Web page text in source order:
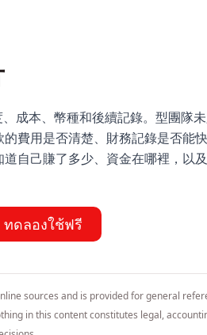
成本、幣種和後續記錄。型團隊
費用是否清楚、財務記錄是否能
自己賺了多少、資金在哪裡，以及
ทดลองใช้ฟรี
sources and is provided for general
in this content constitutes legal,